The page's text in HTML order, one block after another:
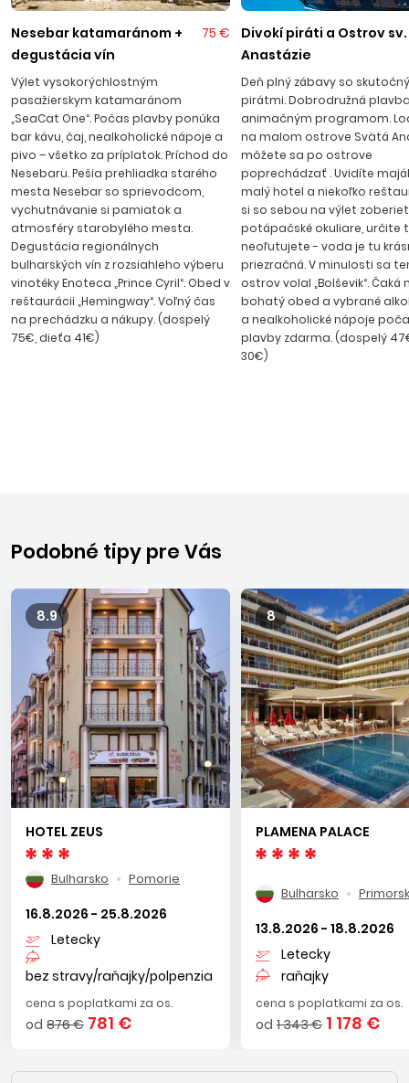
kaviarničky a vinárničky. Letovisko s dvomi nádhernými
plážami s jemným pieskom obmýva čisté more. Severná
pláž poskytuje viac súkromia a je menej zaľudnená, južná
športov a atrakcií vrátane šmykľaviek pre deti a tenisové
kurty. Akvapark určite splní priania detí i dospelých.
Primorsko je držiteľom medzinárodného ocenenia „Modrá
zástava” za čistotu prírodného prostredia. Transfer z letiska
v Burgase trvá asi 60 min.
Nesebar katamaránom +
degustácia vín
75 €
Výlet vysokorýchlostným
pasažierskym katamaránom
„SeaCat One“. Počas plavby ponúka
bar kávu, čaj, nealkoholické nápoje a
pivo – všetko za príplatok. Príchod do
Nesebaru. Pešia prehliadka starého
mesta Nesebar so sprievodcom,
vychutnávanie si pamiatok a
atmosféry starobylého mesta.
Degustácia regionálnych
bulharských vín z rozsiahleho výberu
vinotéky Enoteca „Prince Cyril“. Obed v
reštaurácii „Hemingway“. Voľný čas
na prechádzku a nákupy. (dospelý
75€, dieťa 41€)
Divokí piráti a Ostrov sv.
Anastázie
Deň plný zábavy so
pirátmi. Dobrodružná
animačným programom.
na malom ostrove Svätá
môžete sa po ostrove
poprechádzať . Uvidíte
malý hotel a niekoľko
si so sebou na výlet
potápačské okuliare, určite
neoľutujete - voda je tu
priezračná. V minulosti sa
ostrov volal „Bolševik“. Čaká
bohatý obed a vybrané
a nealkoholické nápoje
plavby zdarma. (dospelý
30€)
Podobné tipy pre Vás
8.9
HOTEL ZEUS
Bulharsko Pomorie
16.8.2026 - 25.8.2026
Letecky
bez stravy/raňajky/polpenzia
cena s poplatkami za os.
od 876 € 781 €
8
PLAMENA PALACE
Bulharsko
13.8.2026 - 18.8.2026
Letecky
raňajky
cena s poplatkami za os.
od 1 343 € 1 178 €